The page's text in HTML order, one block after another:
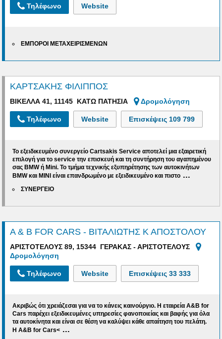
Τηλέφωνο Website
ΕΜΠΟΡΟΙ ΜΕΤΑΧΕΙΡΙΣΜΕΝΩΝ
ΚΑΡΤΣΑΚΗΣ ΦΙΛΙΠΠΟΣ
ΒΙΚΕΛΛΑ 41, 11145 ΚΑΤΩ ΠΑΤΗΣΙΑ Δρομολόγηση
Τηλέφωνο Website Επισκέψεις 109 799
Το εξειδικευμένο συνεργείο Cartsakis Service αποτελεί μια εξαιρετική
επιλογή για το service την επισκευή και τη συντήρηση του αγαπημένου
σαςBMW ή Μini. Το τμήμα τεχνικής εξυπηρέτησης των αυτοκινήτων
BMW και MINI είναιεπανδρωμένο με εξειδικευμένο και πιστο ...
ΣΥΝΕΡΓΕΙΟ
A & B FOR CARS - ΒΙΤΑΛΙΩΤΗΣ Κ ΑΠΟΣΤΟΛΟΥ
ΑΡΙΣΤΟΤΕΛΟΥΣ 89, 15344 ΓΕΡΑΚΑΣ - ΑΡΙΣΤΟΤΕΛΟΥΣ
Δρομολόγηση
Τηλέφωνο Website Επισκέψεις33 333
Ακριβώς ότι χρειάζεσαι για να το κάνεις καινούργιο. Η εταιρεία A&B for
Cars παρέχει εξειδικευμένες υπηρεσίες φανοποιείας και βαφής για όλα
τα αυτοκίνητα και είναι σε θέση να καλύψει κάθε απαίτηση του πελάτη.
ΗA&B for Cars< ...